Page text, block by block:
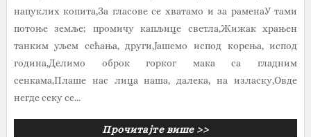
напуклих копита,За гласове се хватамо и за раменаУ тами
потоње земље; промичу капљице светла,Жижак храњен
танким уљем сећања, други,Јашемо испод корења, испод
година,Делимо оброк горког мака са гладним
сенкама,Плаше нас лица наша, далека, на изласку,Овде
негде секу се...
Прочитајте више >>